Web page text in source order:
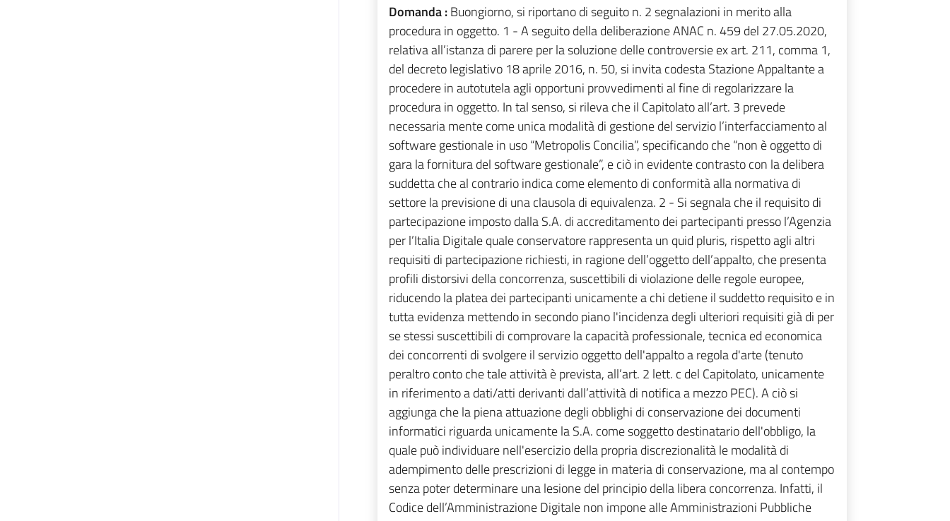
Domanda :Buongiorno, si riportano di seguito n. 2 segnalazioni in merito alla
procedura in oggetto. 1 - A seguito della deliberazione ANAC n. 459 del 27.05.2020,
relativa all’istanza di parere per la soluzione delle controversie ex art. 211, comma 1,
del decreto legislativo 18 aprile 2016, n. 50, si invita codesta Stazione Appaltante a
procedere in autotutela agli opportuni provvedimenti al fine di regolarizzare la
procedura in oggetto. In tal senso, si rileva che il Capitolato all’art. 3 prevede
necessaria mente come unica modalità di gestione del servizio l’interfacciamento al
software gestionale in uso “Metropolis Concilia”, specificando che “non è oggetto di
gara la fornitura del software gestionale”, e ciò in evidente contrasto con la delibera
suddetta che al contrario indica come elemento di conformità alla normativa di
settore la previsione di una clausola di equivalenza. 2 - Si segnala che il requisito di
partecipazione imposto dalla S.A. di accreditamento dei partecipanti presso l’Agenzia
per l’Italia Digitale quale conservatore rappresenta un quid pluris, rispetto agli altri
requisiti di partecipazione richiesti, in ragione dell’oggetto dell’appalto, che presenta
profili distorsivi della concorrenza, suscettibili di violazione delle regole europee,
riducendo la platea dei partecipanti unicamente a chi detiene il suddetto requisito e in
tutta evidenza mettendo in secondo piano l'incidenza degli ulteriori requisiti già di per
se stessi suscettibili di comprovare la capacità professionale, tecnica ed economica
dei concorrenti di svolgere il servizio oggetto dell'appalto a regola d'arte (tenuto
peraltro conto che tale attività è prevista, all’art. 2 lett. c del Capitolato, unicamente
in riferimento a dati/atti derivanti dall’attività di notifica a mezzo PEC). A ciò si
aggiunga che la piena attuazione degli obblighi di conservazione dei documenti
informatici riguarda unicamente la S.A. come soggetto destinatario dell'obbligo, la
quale può individuare nell'esercizio della propria discrezionalità le modalità di
adempimento delle prescrizioni di legge in materia di conservazione, ma al contempo
senza poter determinare una lesione del principio della libera concorrenza. Infatti, il
Codice dell’Amministrazione Digitale non impone alle Amministrazioni Pubbliche